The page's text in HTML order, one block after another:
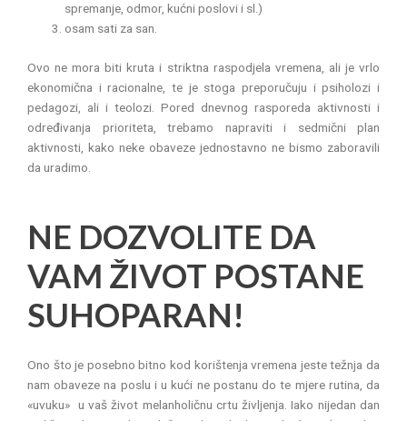
spremanje, odmor, kućni poslovi i sl.)
osam sati za san.
Ovo ne mora biti kruta i striktna raspodjela vremena, ali je vrlo
ekonomična i racionalne, te je stoga preporučuju i psiholozi i
pedagozi, ali i teolozi. Pored dnevnog rasporeda aktivnosti i
određivanja prioriteta, trebamo napraviti i sedmični plan
aktivnosti, kako neke obaveze jednostavno ne bismo zaboravili
da uradimo.
NE DOZVOLITE DA
VAM ŽIVOT POSTANE
SUHOPARAN!
Ono što je posebno bitno kod korištenja vremena jeste težnja da
nam obaveze na poslu i u kući ne postanu do te mjere rutina, da
«uvuku» u vaš život melanholičnu crtu življenja. Iako nijedan dan